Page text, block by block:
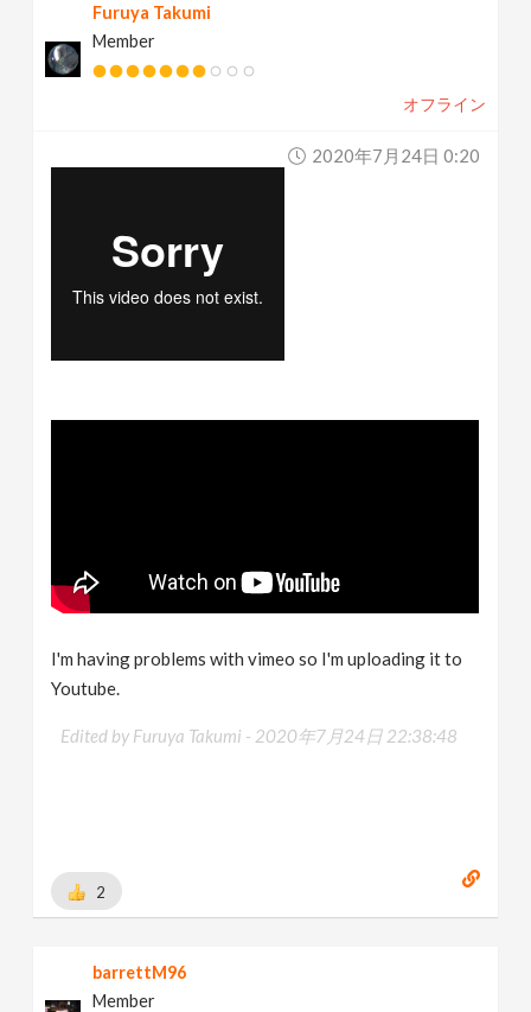
Furuya Takumi
Member
オフライン
2020年7月24日 0:20
I'm having problems with vimeo so I'm uploading it to
Youtube.
Edited by Furuya Takumi - 2020年7月24日 22:38:48
2
barrettM96
Member